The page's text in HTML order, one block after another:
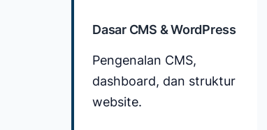
Dasar CMS & WordPress
Pengenalan CMS,
dashboard, dan struktur
website.